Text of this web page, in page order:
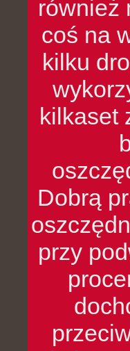
również
coś na
kilku
kilkaset
Dobrą
przy